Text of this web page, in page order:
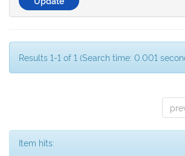
Results 1-1 of 1 (Search time: 0.001
Item hits: